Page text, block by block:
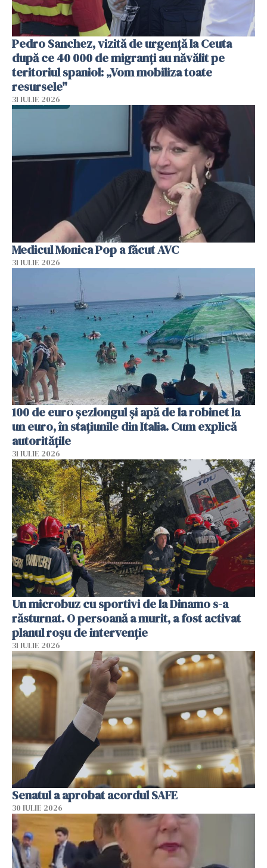
Pedro Sanchez, vizită de urgență la Ceuta
după ce 40 000 de migranți au năvălit pe
teritoriul spaniol: „Vom mobiliza toate
resursele"
31 IULIE 2026
Medicul Monica Pop a făcut AVC
31 IULIE 2026
100 de euro șezlongul și apă de la robinet la
un euro, în stațiunile din Italia. Cum explică
autoritățile
31 IULIE 2026
Un microbuz cu sportivi de la Dinamo s-a
răsturnat. O persoană a murit, a fost activat
planul roșu de intervenție
31 IULIE 2026
Senatul a aprobat acordul SAFE
30 IULIE 2026